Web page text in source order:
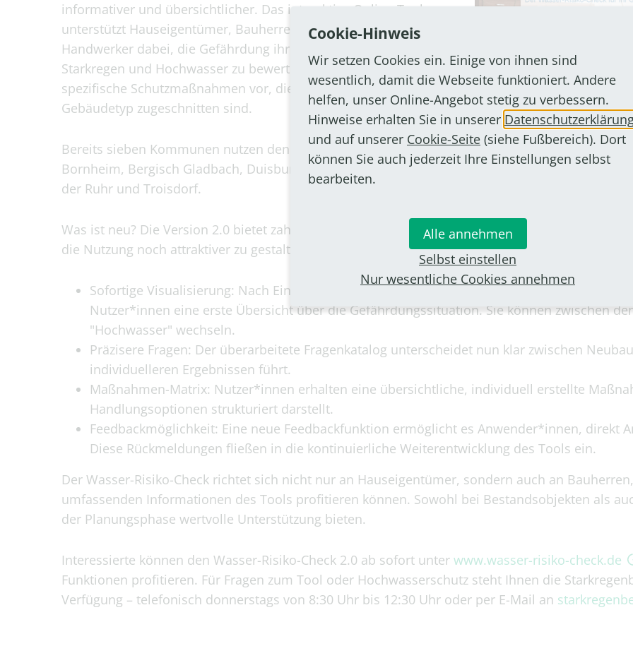
informativer und übersichtlicher. Das interaktive Online-Tool
unterstützt Hauseigentümer, Bauherren, Architekten und
Handwerker dabei, die Gefährdung ihrer Immobilien durch
Starkregen und Hochwasser zu bewerten. Es schlägt auch
spezifische Schutzmaßnahmen vor, die auf den jeweiligen
Gebäudetyp zugeschnitten sind.
Bereits sieben Kommunen nutzen den Wasser-Risiko-Check:
Bornheim, Bergisch Gladbach, Duisburg, Essen, Köln, Mülheim an
der Ruhr und Troisdorf.
Was ist neu? Die Version 2.0 bietet zahlreiche Verbesserungen, um
die Nutzung noch attraktiver zu gestalten:
Sofortige Visualisierung: Nach Eingabe der Adresse erhalten
Nutzer*innen eine erste Übersicht über die Gefährdungssituation. Sie können zwischen
"Hochwasser" wechseln.
Präzisere Fragen: Der überarbeitete Fragenkatalog unterscheidet nun klar zwischen
individuelleren Ergebnissen führt.
Maßnahmen-Matrix: Nutzer*innen erhalten eine übersichtliche, individuell erstellte
Handlungsoptionen strukturiert darstellt.
Feedbackmöglichkeit: Eine neue Feedbackfunktion ermöglicht es Anwender*innen, direkt
Diese Rückmeldungen fließen in die kontinuierliche Weiterentwicklung des Tools ein.
Der Wasser-Risiko-Check richtet sich nicht nur an Hauseigentümer, sondern auch an
umfassenden Informationen des Tools profitieren können. Sowohl bei Bestandsobjekten als
der Planungsphase wertvolle Unterstützung bieten.
Interessierte können den Wasser-Risiko-Check 2.0 ab sofort unter www.wasser-risiko-check.de
Funktionen profitieren. Für Fragen zum Tool oder Hochwasserschutz steht Ihnen die
Verfügung – telefonisch donnerstags von 8:30 Uhr bis 12:30 Uhr oder per E-Mail an
Cookie-Hinweis
Wir setzen Cookies ein. Einige von ihnen sind
wesentlich, damit die Webseite funktioniert. Andere
helfen, unser Online-Angebot stetig zu verbessern.
Hinweise erhalten Sie in unserer
und auf unserer Cookie-Seite (siehe Fußbereich). Dort
können Sie auch jederzeit Ihre Einstellungen selbst
bearbeiten.
Alle annehmen
Selbst einstellen
Nur wesentliche Cookies annehmen